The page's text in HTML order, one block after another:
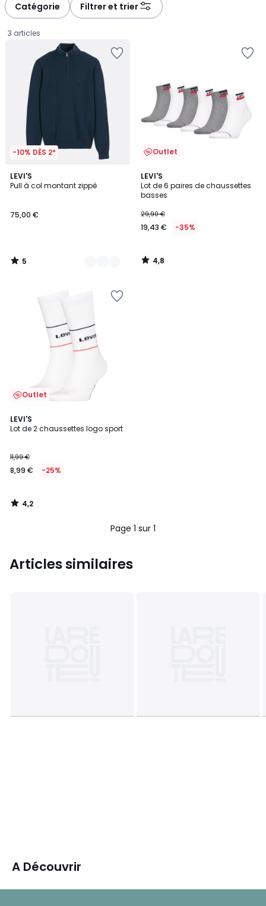
Catégorie Filtrer et trier
3 articles
-10% DÈS 2*
LEVI'S
Pull à col montant zippé
€.
75,00 €
5
/
2
Couleurs
5
/
Outlet
LEVI'S
Lot de 6 paires de chaussettes
basses
29,90 €
19,43 € -35%
4,8
/ 5
4,8
/
Outlet
LEVI'S
Lot de 2 chaussettes logo sport
11,99 €
8,99 € -25%
4,2
/ 5
4,2
/
Page 1 sur 1
Articles similaires
A Découvrir